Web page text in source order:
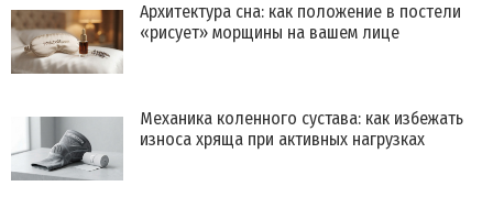
Архитектура сна: как положение в постели
«рисует» морщины на вашем лице
Механика коленного сустава: как избежать
износа хряща при активных нагрузках